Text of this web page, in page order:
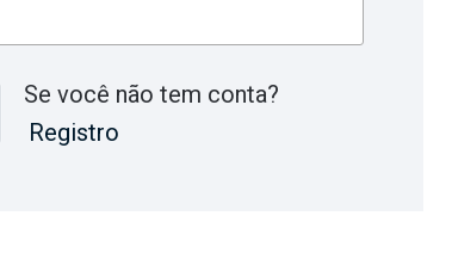
Se você não tem conta?
Registro